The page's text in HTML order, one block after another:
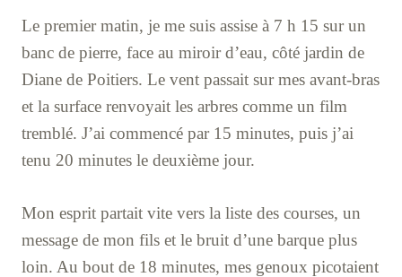
Le premier matin, je me suis assise à 7 h 15 sur un
banc de pierre, face au miroir d’eau, côté jardin de
Diane de Poitiers. Le vent passait sur mes avant-bras
et la surface renvoyait les arbres comme un film
tremblé. J’ai commencé par 15 minutes, puis j’ai
tenu 20 minutes le deuxième jour.
Mon esprit partait vite vers la liste des courses, un
message de mon fils et le bruit d’une barque plus
loin. Au bout de 18 minutes, mes genoux picotaient